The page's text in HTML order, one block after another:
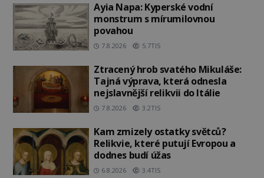
Ayia Napa: Kyperské vodní
monstrum s mírumilovnou
povahou
7.8.2026 5.7TIS
Ztracený hrob svatého Mikuláše:
Tajná výprava, která odnesla
nejslavnější relikvii do Itálie
7.8.2026 3.2TIS
Kam zmizely ostatky světců?
Relikvie, které putují Evropou a
dodnes budí úžas
6.8.2026 3.4TIS